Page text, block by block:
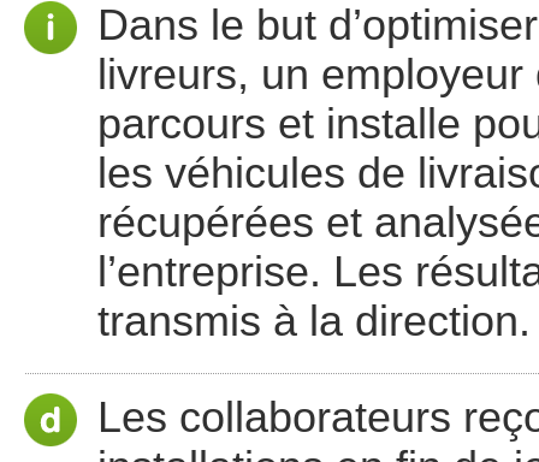
Dans le but
livreurs, un
parcours et installe
les véhicules de
récupérées et
l’entreprise. Les
transmis à la direction.
Les collaborateurs